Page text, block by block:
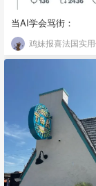
当AI学会骂街：
鸡妹报喜法国实